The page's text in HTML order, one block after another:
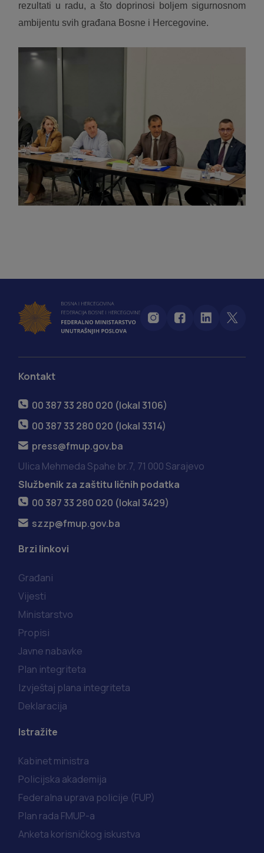
rezultati u radu, a što doprinosi boljem sigurnosnom
ambijentu svih građana Bosne i Hercegovine.
Kontakt
00 387 33 280 020 (lokal 3106)
00 387 33 280 020 (lokal 3314)
press@fmup.gov.ba
Ulica Mehmeda Spahe br.7, 71 000 Sarajevo
Službenik za zaštitu ličnih podatka
00 387 33 280 020 (lokal 3429)
szzp@fmup.gov.ba
Brzi linkovi
Građani
Vijesti
Ministarstvo
Propisi
Javne nabavke
Plan integriteta
Izvještaj plana integriteta
Deklaracija
Istražite
Kabinet ministra
Policijska akademija
Federalna uprava policije (FUP)
Plan rada FMUP-a
Anketa korisničkog iskustva